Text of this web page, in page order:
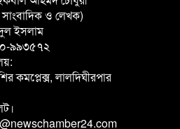
সাংবাদিক ও লেখক)
ইসলাম
৯৯৩৫৭২
কমপ্লেক্স, লালদিঘীরপার